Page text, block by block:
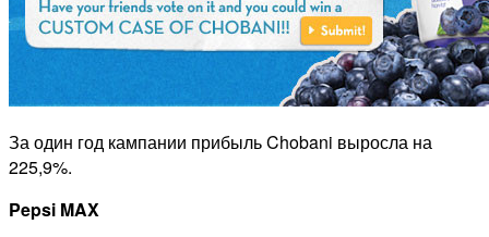
За один год кампании прибыль Chobani выросла на
225,9%.
Pepsi MAX